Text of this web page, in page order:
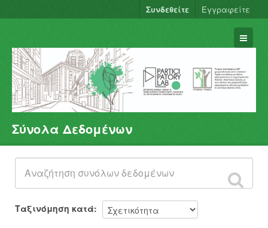
Συνδεθείτε Εγγραφείτε
Σύνολα Δεδομένων
Φορείς
Ομάδες
Σχετικά
Σύνολα Δεδομένων
Ταξινόμηση κατά